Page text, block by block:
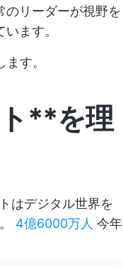
のリーダーが視野を
ます。
す。
**を理
はデジタル世界を
4億6000万人 今年